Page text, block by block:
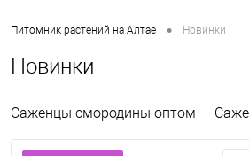
Питомник растений на Алтае • Новинки
Новинки
Саженцы смородины оптом